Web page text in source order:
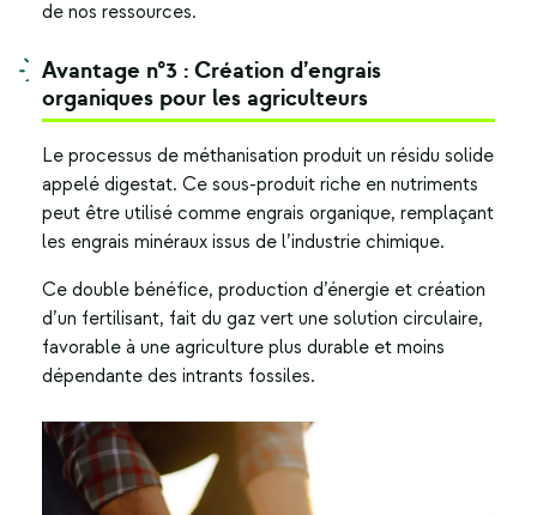
de nos ressources.
Avantage n°3 : Création d’engrais
organiques pour les agriculteurs
Le processus de méthanisation produit un résidu solide
appelé digestat. Ce sous-produit riche en nutriments
peut être utilisé comme engrais organique, remplaçant
les engrais minéraux issus de l’industrie chimique.
Ce double bénéfice, production d’énergie et création
d’un fertilisant, fait du gaz vert une solution circulaire,
favorable à une agriculture plus durable et moins
dépendante des intrants fossiles.